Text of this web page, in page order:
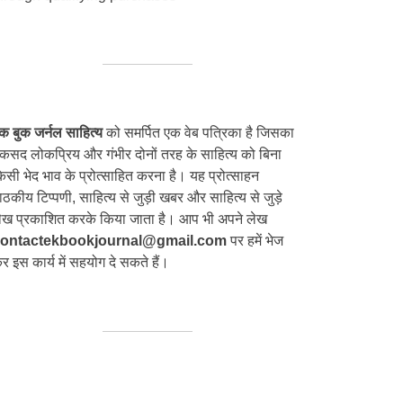
बुक जर्नल साहित्यको समर्पित एक वेब पत्रिका है जिसका
लोकप्रिय और गंभीर दोनों तरह के साहित्य को बिना
भेद भाव के प्रोत्साहित करना है। यह प्रोत्साहन
टिप्पणी, साहित्य से जुड़ी खबर और साहित्य से जुड़े
प्रकाशित करके किया जाता है। आप भी अपने लेख
पर हमें भेज
इस कार्य में सहयोग दे सकते हैं।